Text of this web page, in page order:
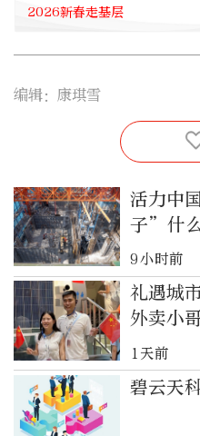
2026新春走基层
编辑：康琪雪
活力中
子”什
何落地
9小时前
礼遇城
外卖小
1天前
碧云天